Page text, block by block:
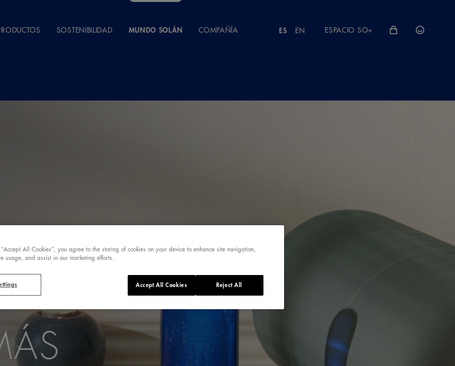
SOSTENIBILIDAD MUNDO SOLÁN COMPAÑÍA ES EN ESPACIO SO+
“Accept All Cookies”, you agree to the storing of cookies on your device to enhance site navigation,
usage, and assist in our marketing efforts.
Reject All
Accept All Cookies